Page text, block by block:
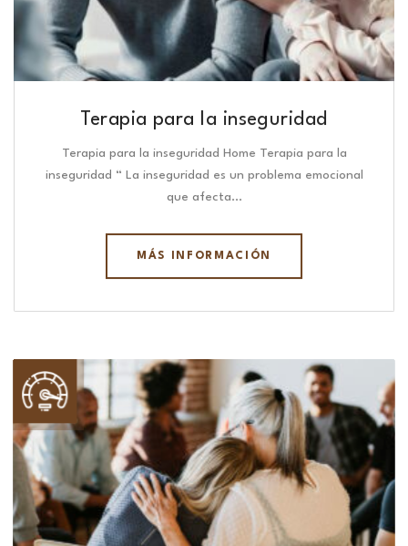
Terapia para la inseguridad
Terapia para la inseguridad Home Terapia para la
inseguridad “ La inseguridad es un problema emocional
que afecta…
MÁS INFORMACIÓN